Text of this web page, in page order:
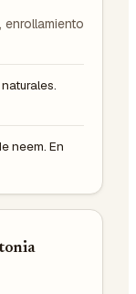
neem. En